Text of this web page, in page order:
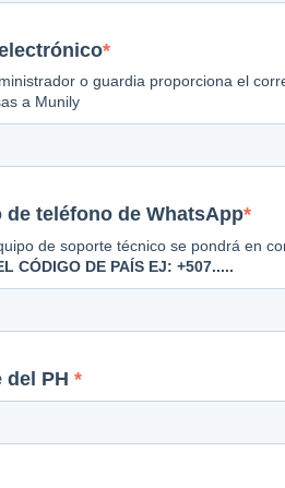
*
o guardia proporciona el
a Munily
de teléfono de WhatsApp*
de soporte técnico se pondrá en
CÓDIGO DE PAÍS EJ: +507.....
del PH *